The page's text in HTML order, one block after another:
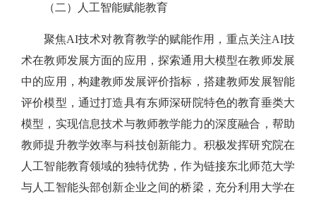
（二）人工智能赋能教育
聚焦AI技术对教育教学的赋能作用，重点关注AI技
术在教师发展方面的应用，探索通用大模型在教师发展
中的应用，构建教师发展评价指标，搭建教师发展智能
评价模型，通过打造具有东师深研院特色的教育垂类大
模型，实现信息技术与教师教学能力的深度融合，帮助
教师提升教学效率与科技创新能力。积极发挥研究院在
人工智能教育领域的独特优势，作为链接东北师范大学
与人工智能头部创新企业之间的桥梁，充分利用大学在